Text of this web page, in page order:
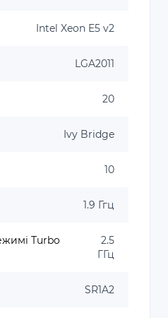
Intel Xeon E5 v2
LGA2011
20
Ivy Bridge
10
1.9 Ггц
Turbo
2.5
ГГц
SR1A2